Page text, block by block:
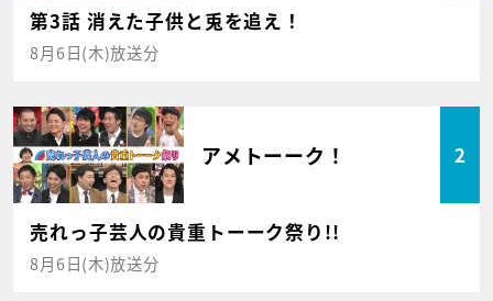
第3話 消えた子供と兎を追え！
8月6日(木)放送分
アメトーーク！ 2
売れっ子芸人の貴重トーーク祭り!!
8月6日(木)放送分